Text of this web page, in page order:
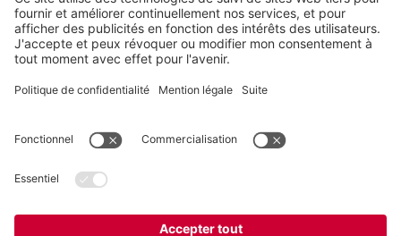
Slingerstraat 50
8820 Torhout
Belgique
Téléphone:+32 51 81 96 40